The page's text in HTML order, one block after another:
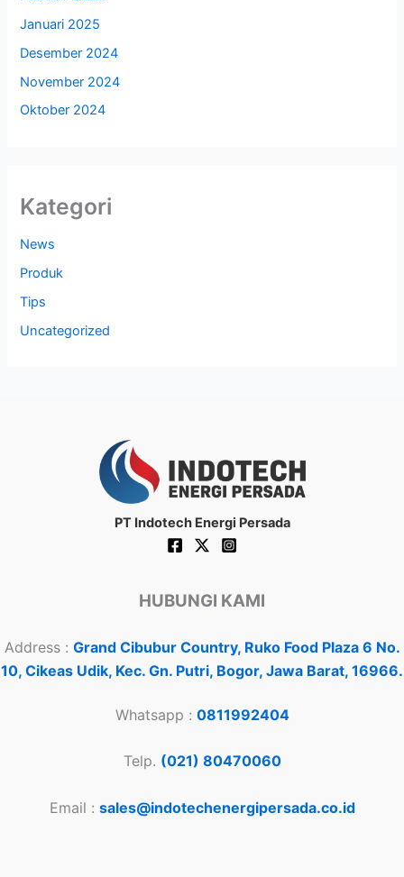
Januari 2025
Desember 2024
November 2024
Oktober 2024
Kategori
News
Produk
Tips
Uncategorized
PT Indotech Energi Persada
HUBUNGI KAMI
Address : Grand Cibubur Country, Ruko Food Plaza 6 No.
10, Cikeas Udik, Kec. Gn. Putri, Bogor, Jawa Barat, 16966.
Whatsapp : 0811992404
Telp. (021) 80470060
Email : sales@indotechenergipersada.co.id